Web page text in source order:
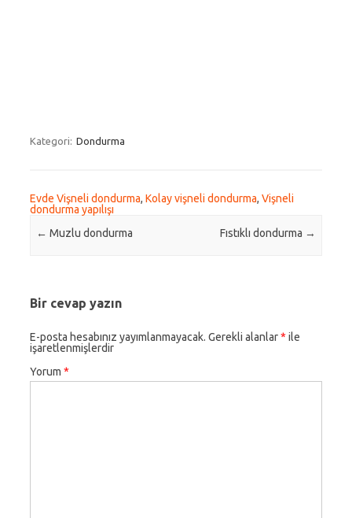
Kategori: Dondurma
Evde Vişneli dondurma, Kolay vişneli dondurma, Vişneli
dondurma yapılışı
Post navigation
← Muzlu dondurma Fıstıklı dondurma →
Bir cevap yazın
E-posta hesabınız yayımlanmayacak. Gerekli alanlar* ile
işaretlenmişlerdir
Yorum *